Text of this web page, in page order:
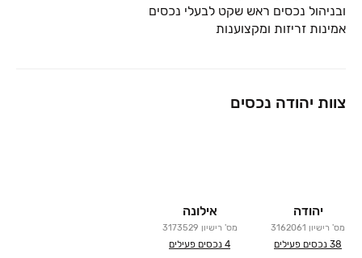
אמינות זריזות ומקצוענות
צוות יהודה נכסים
יהודה
מס' רישיון 3162061
38 נכסים פעילים
אילונה
מס' רישיון 3173529
4 נכסים פעילים